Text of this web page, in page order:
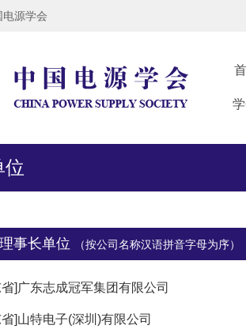
源学会
位
事长单位 （按公司名称汉语拼音字母为序）
省]广东志成冠军集团有限公司
]山特电子(深圳)有限公司